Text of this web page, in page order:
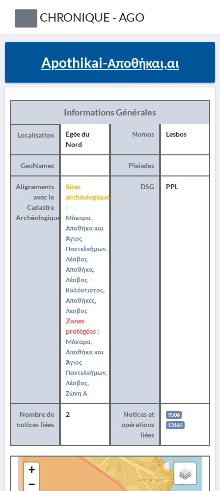
CHRONIQUE - AGO
Apothikai-Αποθήκαι,αι
Informations Générales
Localisation
Égée du
Nord
Nomos Lesbos
GeoNames Pleiades
Alignements
avec le
Cadastre
Archéologique
Sites
archéologiques
:
Μάκαρα,
Αποθήκα και
Άγιος
Παντελεήμων,
Λέσβος
Αποθήκα,
Λέσβος
Καλόκτιστος,
Αποθήκες,
Λεσβος
Zones
protégées :
Μάκαρα,
Αποθήκα και
Άγιος
Παντελεήμων,
Λέσβος,
Ζώνη Α
DSG PPL
Nombre de
notices liées
2
Notices et
opérations
liées
9506
13164
+
−